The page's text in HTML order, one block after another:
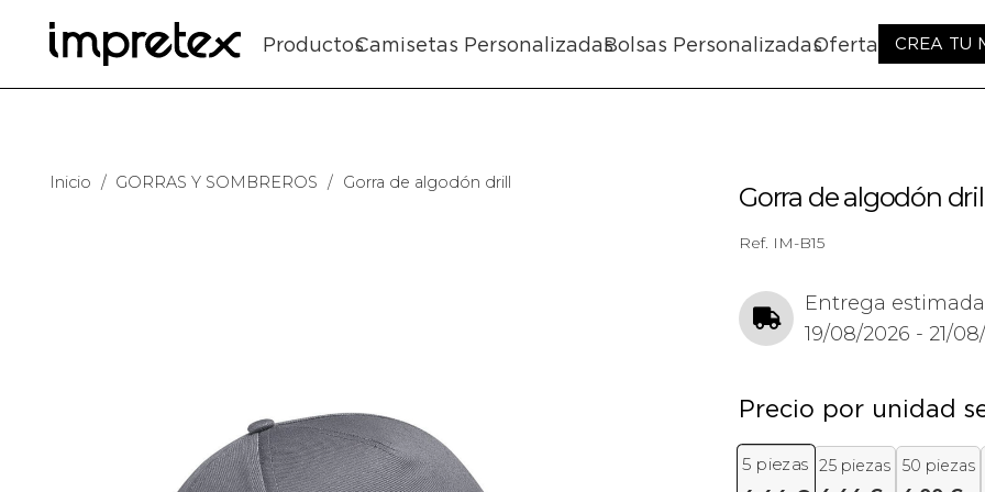
ProductosCamisetas PersonalizadasBolsas PersonalizadasOferta CREA TU
Inicio / GORRAS Y SOMBREROS / Gorra de algodón drill Gorra de algodón
Ref. IM-B15
Entrega
19/08/2026 - 21/
Precio por unidad
5 piezas 25 piezas 50 piezas